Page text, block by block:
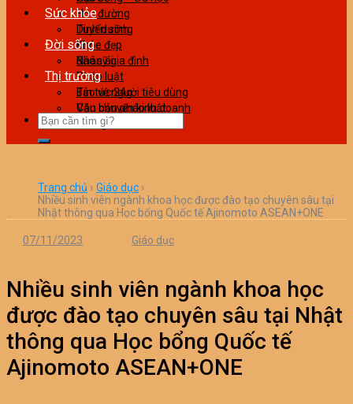
Học đường
Tuyển sinh
Sức khỏe
Dinh dưỡng
Khỏe đẹp
Bác sỹ gia đình
Đời sống
Nhân ái
Pháp luật
Tin tức 24g
Văn bản pháp luật
Thị trường
Bảo vệ người tiêu dùng
Câu chuyện kinh doanh
Làm giàu
Trang chủ › Giáo dục ›
Nhiều sinh viên ngành khoa học được đào tạo chuyên sâu tại
Nhật thông qua Học bổng Quốc tế Ajinomoto ASEAN+ONE
07/11/2023 Giáo dục
Nhiều sinh viên ngành khoa học
được đào tạo chuyên sâu tại Nhật
thông qua Học bổng Quốc tế
Ajinomoto ASEAN+ONE